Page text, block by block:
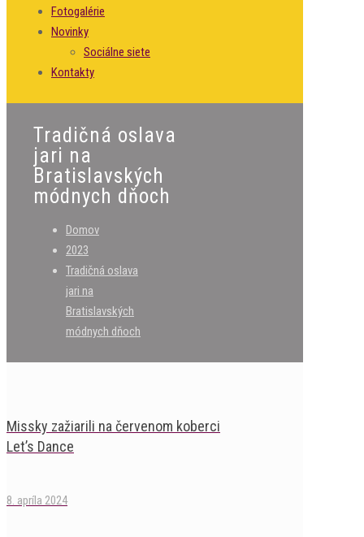
Fotogalérie
Novinky
Sociálne siete
Kontakty
Tradičná oslava
jari na
Bratislavských
módnych dňoch
Domov
2023
Tradičná oslava
jari na
Bratislavských
módnych dňoch
Missky zažiarili na červenom koberci
Let’s Dance
8. apríla 2024